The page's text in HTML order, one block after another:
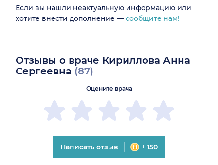
Если вы нашли неактуальную информацию или
хотите внести дополнение — сообщите нам!
Отзывы о враче Кириллова Анна
Сергеевна (87)
Оцените врача
Написать отзыв + 150